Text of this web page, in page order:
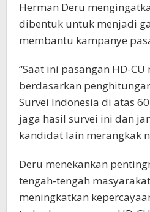
Herman Deru
dibentuk untuk menjadi
membantu kampanye
“Saat ini pasangan HD-
berdasarkan
Survei Indonesia di atas
jaga hasil survei ini dan
kandidat lain merangkak
Deru menekankan
tengah-tengah
meningkatkan